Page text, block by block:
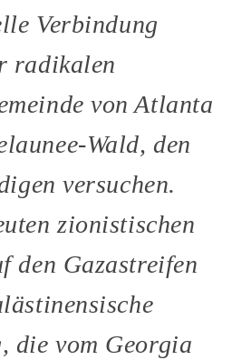
Verbindung
radikalen
von Atlanta
Wald, den
versuchen.
zionistischen
den Gazastreifen
die vom Georgia